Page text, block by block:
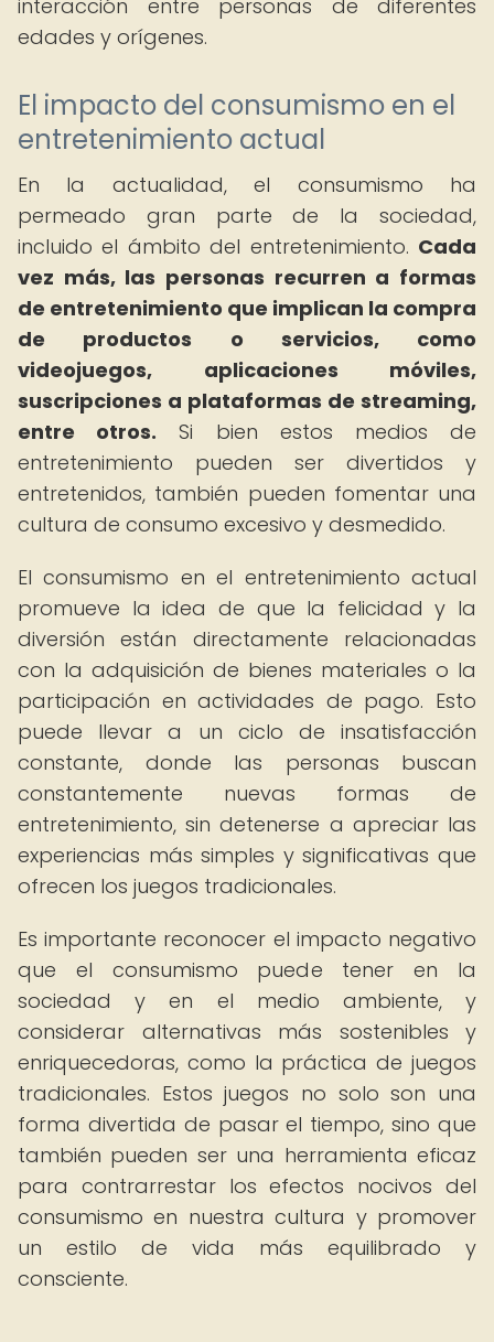
interacción entre personas de diferentes
edades y orígenes.
El impacto del consumismo en el
entretenimiento actual
En la actualidad, el consumismo ha
permeado gran parte de la sociedad,
incluido el ámbito del entretenimiento. Cada
vez más, las personas recurren a formas
de entretenimiento que implican la compra
de productos o servicios, como
videojuegos, aplicaciones móviles,
suscripciones a plataformas de streaming,
entre otros. Si bien estos medios de
entretenimiento pueden ser divertidos y
entretenidos, también pueden fomentar una
cultura de consumo excesivo y desmedido.
El consumismo en el entretenimiento actual
promueve la idea de que la felicidad y la
diversión están directamente relacionadas
con la adquisición de bienes materiales o la
participación en actividades de pago. Esto
puede llevar a un ciclo de insatisfacción
constante, donde las personas buscan
constantemente nuevas formas de
entretenimiento, sin detenerse a apreciar las
experiencias más simples y significativas que
ofrecen los juegos tradicionales.
Es importante reconocer el impacto negativo
que el consumismo puede tener en la
sociedad y en el medio ambiente, y
considerar alternativas más sostenibles y
enriquecedoras, como la práctica de juegos
tradicionales. Estos juegos no solo son una
forma divertida de pasar el tiempo, sino que
también pueden ser una herramienta eficaz
para contrarrestar los efectos nocivos del
consumismo en nuestra cultura y promover
un estilo de vida más equilibrado y
consciente.